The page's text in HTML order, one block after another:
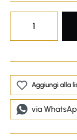
Aggiungi alla
via